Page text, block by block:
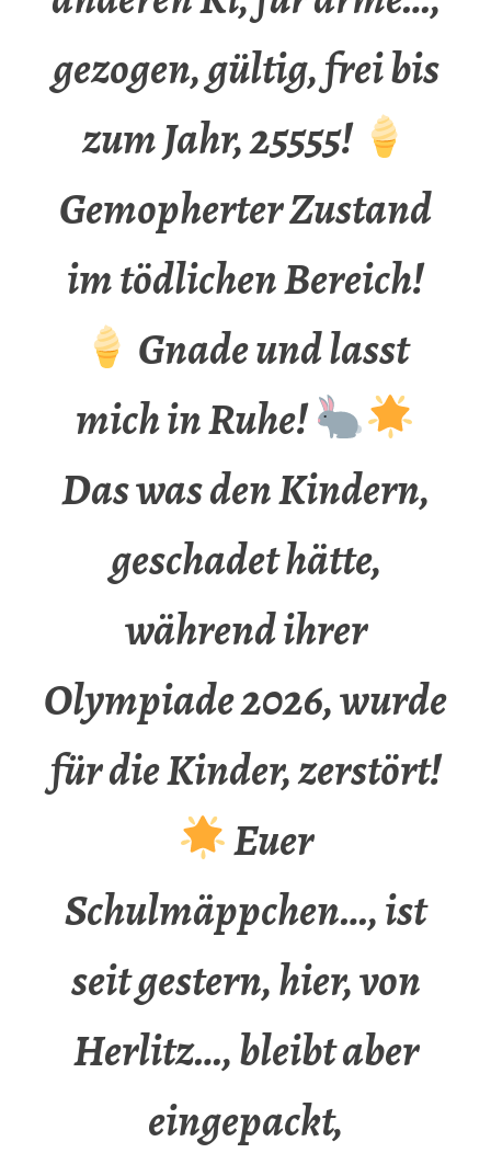
gezogen, gültig, frei bis
zum Jahr, 25555!
Gemopherter Zustand
im tödlichen Bereich!
Gnade und lasst
mich in Ruhe!
Das was den Kindern,
geschadet hätte,
während ihrer
Olympiade 2026, wurde
für die Kinder, zerstört!
Euer
Schulmäppchen…, ist
seit gestern, hier, von
Herlitz…, bleibt aber
eingepackt,